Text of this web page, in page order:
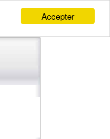
Accepter